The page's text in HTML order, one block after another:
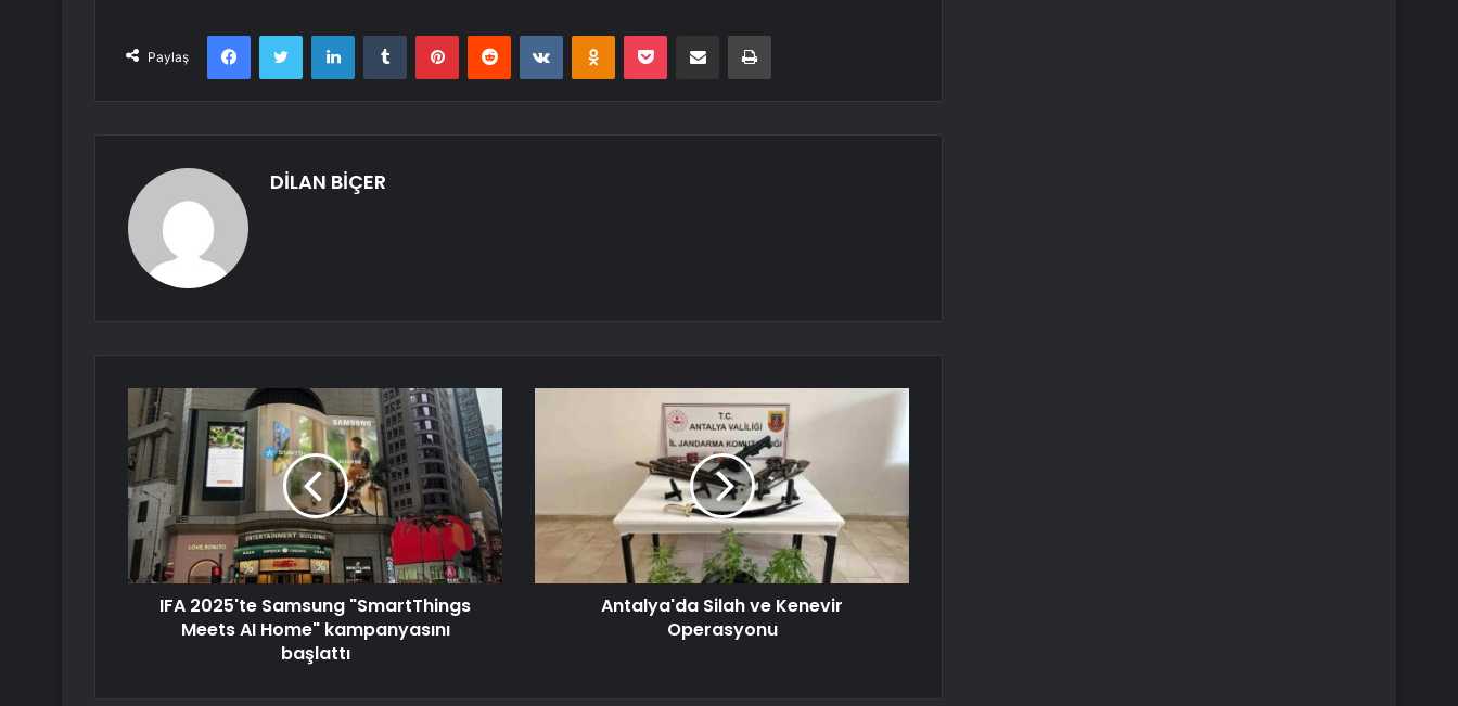
Paylaş
FacebookTwitter LinkedInTumblr PinterestReddit VKontakteOdnoklassniki
Pocket E-Posta ile paylaş Yazdır
DİLAN BİÇER
IFA 2025'te Samsung "SmartThings
Meets AI Home" kampanyasını
başlattı
Antalya'da Silah ve Kenevir
Operasyonu